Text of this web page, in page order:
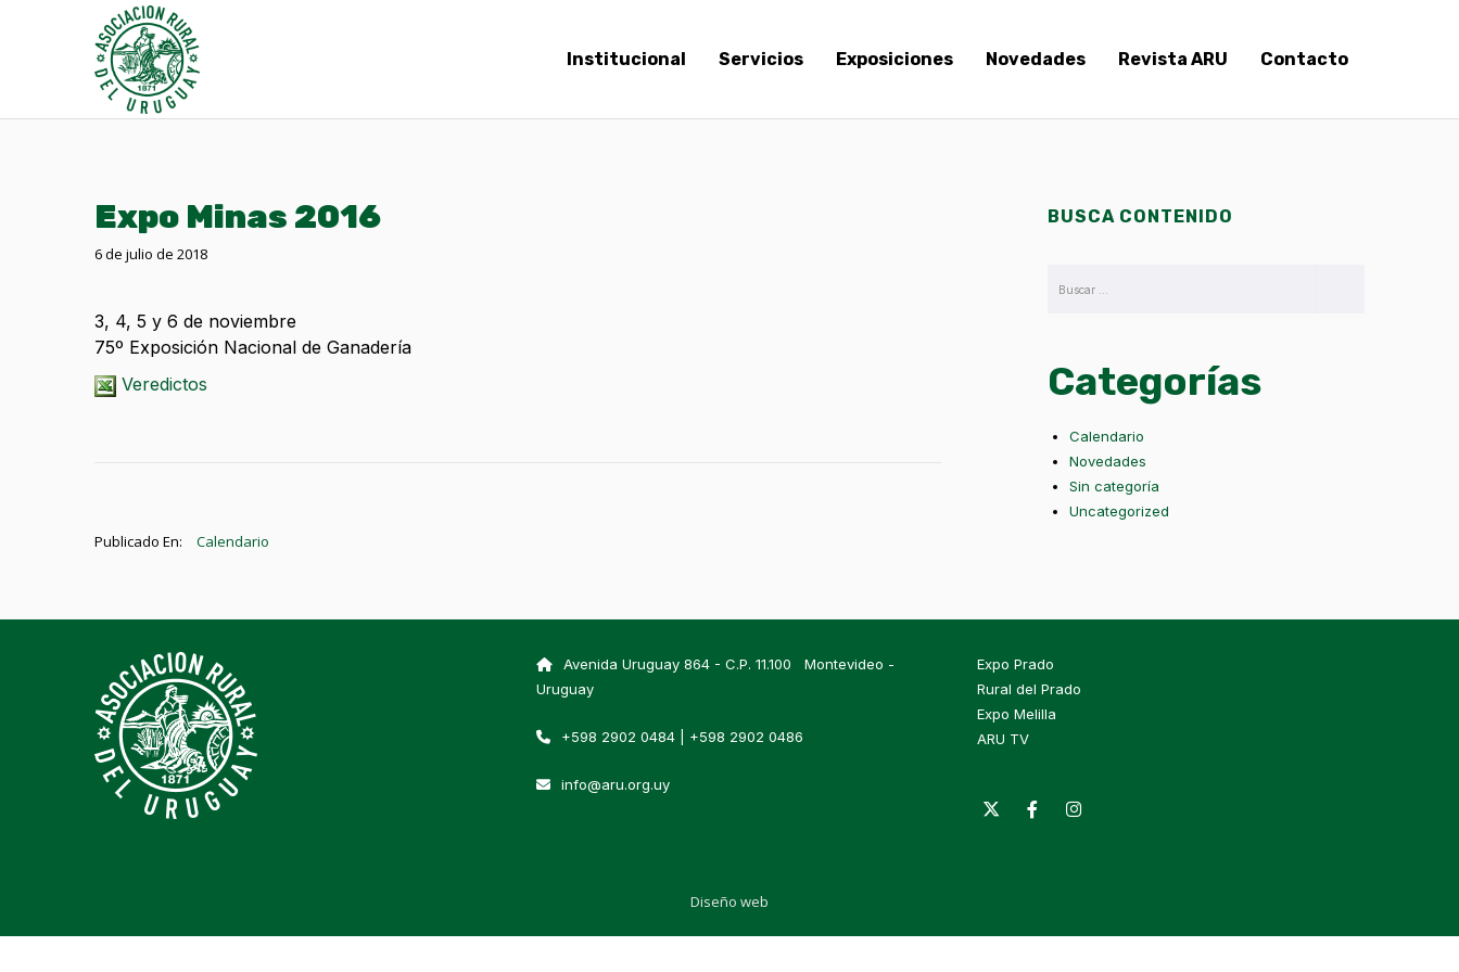
Institucional Servicios Exposiciones Novedades Revista ARU Contacto
Expo Minas 2016
6 de julio de 2018
3, 4, 5 y 6 de noviembre
75º Exposición Nacional de Ganadería
Veredictos
Publicado En: Calendario
BUSCA CONTENIDO
Categorías
Calendario
Novedades
Sin categoría
Uncategorized
Avenida Uruguay 864 - C.P. 11.100 Montevideo -
Uruguay
+598 2902 0484 | +598 2902 0486
info@aru.org.uy
Expo Prado
Rural del Prado
Expo Melilla
ARU TV
Diseño web